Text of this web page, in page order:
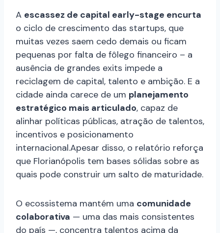
A escassez de capital early-stage encurta
o ciclo de crescimento das startups, que
muitas vezes saem cedo demais ou ficam
pequenas por falta de fôlego financeiro – a
ausência de grandes exits impede a
reciclagem de capital, talento e ambição. E a
cidade ainda carece de um planejamento
estratégico mais articulado, capaz de
alinhar políticas públicas, atração de talentos,
incentivos e posicionamento
internacional.Apesar disso, o relatório reforça
que Florianópolis tem bases sólidas sobre as
quais pode construir um salto de maturidade.
O ecossistema mantém uma comunidade
colaborativa — uma das mais consistentes
do país —, concentra talentos acima da